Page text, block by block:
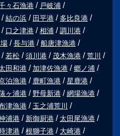
々石漁港
戸岐浦
結の浜 田平港
多比良港
口之津港 相浦
調川港
長与港
船唐津漁港
若松 須川港 茂木漁港
荒川
田和港 加津佐漁港
郷ノ浦
泊漁港 鹿町漁港
星鹿港
ヶ浦港 野母新港
網場漁港
津漁港
玉之浦荒川
浦港 新御厨港
太田尾漁港
津港 根獅子港
大崎港